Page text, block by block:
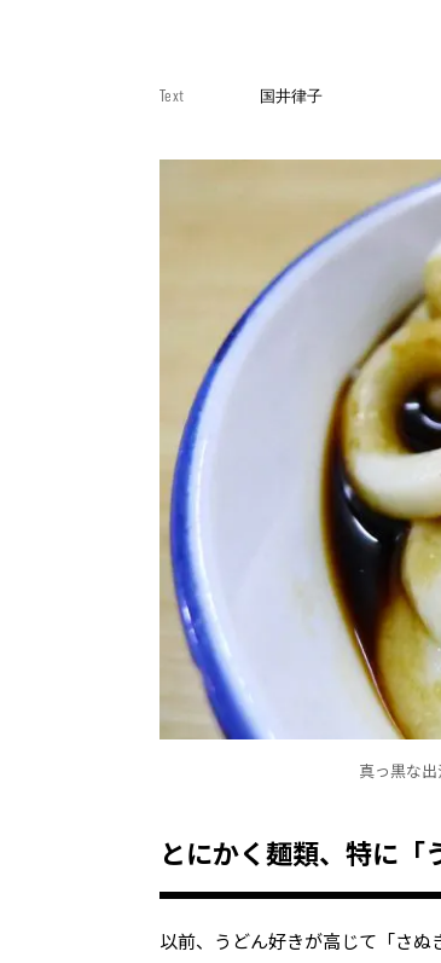
Text 国井律子
真っ黒な
とにかく麺類、特に「
以前、うどん好きが高じて「さ